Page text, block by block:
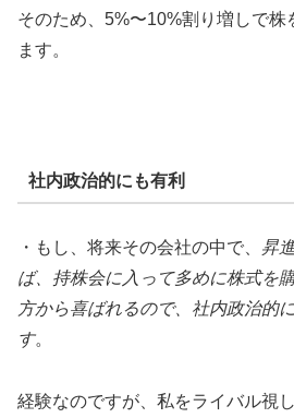
そのため、5%〜10%割り増しで株
ます。
社内政治的にも有利
・もし、将来その会社の中で、 昇
ば、持株会に入って多めに株式を
方から喜ばれるので、社内政治的
す。
経験なのですが、私をライバル視